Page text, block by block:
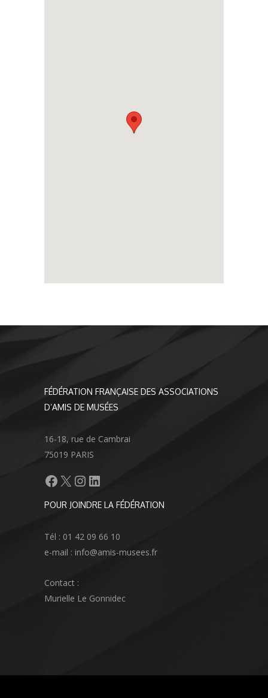
FÉDÉRATION FRANÇAISE DES ASSOCIATIONS
D’AMIS DE MUSÉES
16-18, rue de Cambrai
75019 PARIS
Facebook
X Instagram
LinkedIn
POUR JOINDRE LA FÉDÉRATION
Tél : 01 42 09 66 10
e-mail : info@amis-musees.fr
Contact :
Murielle Le Gonnidec